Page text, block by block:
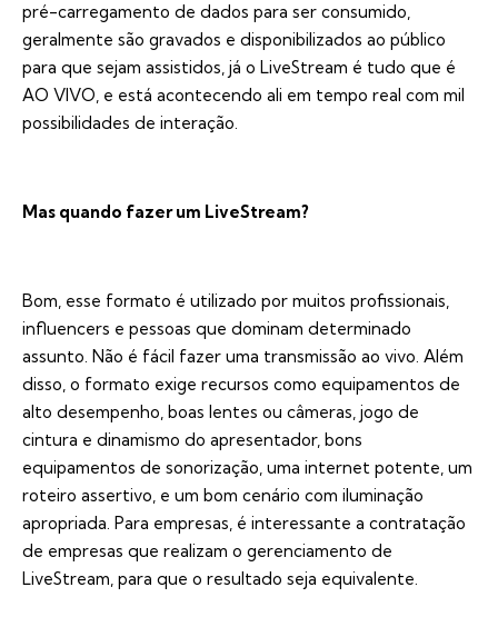
pré-carregamento de dados para ser consumido,
geralmente são gravados e disponibilizados ao público
para que sejam assistidos, já o LiveStream é tudo que é
AO VIVO, e está acontecendo ali em tempo real com mil
possibilidades de interação.
Mas quando fazer um LiveStream?
Bom, esse formato é utilizado por muitos profissionais,
influencers e pessoas que dominam determinado
assunto. Não é fácil fazer uma transmissão ao vivo. Além
disso, o formato exige recursos como equipamentos de
alto desempenho, boas lentes ou câmeras, jogo de
cintura e dinamismo do apresentador, bons
equipamentos de sonorização, uma internet potente, um
roteiro assertivo, e um bom cenário com iluminação
apropriada. Para empresas, é interessante a contratação
de empresas que realizam o gerenciamento de
LiveStream, para que o resultado seja equivalente.